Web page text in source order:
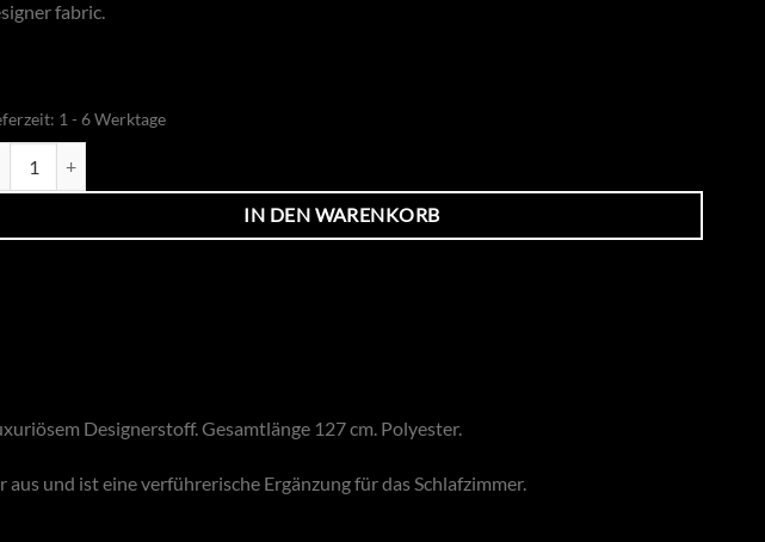
fabric.
1 - 6 Werktage
IN DEN WARENKORB
Designerstoff. Gesamtlänge 127 cm. Polyester.
aus und ist eine verführerische Ergänzung für das Schlafzimmer.